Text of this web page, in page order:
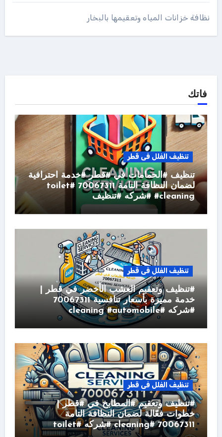
نظافة خزانات المياه وتعقيمها بالبخار
فاتك
تنظيف الفلل فى قطر
تنظيف #الحمامات في #قطر #خدمة احترافية
لضمان النظافة التامة 70067311 #toilet
#cleaning #شركه #تنظيف
تنظيف الفلل فى قطر
#تنظيف وتعقيم العشب الأخضر في قطر |
خدمة مميزة بأسعار تنافسية 70067311
#شركه #cleaning #automobile
تنظيف الفلل فى قطر
#تنظيف وتعقيم #المطابخ في #قطر |
خطوات فعّالة لضمان النظافة التامة
70067311 #cleaning #شركه #toilet